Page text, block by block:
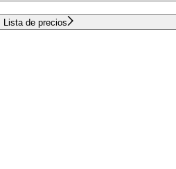
Lista de precios